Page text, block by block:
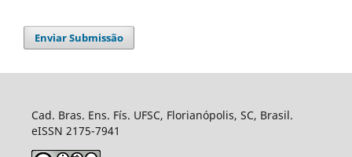
Enviar Submissão
Cad. Bras. Ens. Fís. UFSC, Florianópolis, SC, Brasil.
eISSN 2175-7941